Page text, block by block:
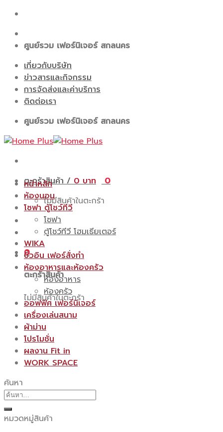
Skip
content
ศูนย์รวม เฟอร์นิเจอร์ สกลนคร
เกี่ยวกับบริษัท
ข่าวสารและกิจกรรม
การจัดส่งและค่าบริการ
ติดต่อเรา
ศูนย์รวม เฟอร์นิเจอร์ สกลนคร
ตะกร้าสินค้า /0
0
ไม่มีสินค้าในตะกร้า
0
ตะกร้าสินค้า
ไม่มีสินค้าในตะกร้า
หน้าหลัก
ห้องนอน
โซฟา ตู้โชว์ทีวี
โซฟา
ตู้โชว์ทีวี โฮมเธียเตอร์
WIKA
บิ้วอิน เฟอร์สั่งทำ
ห้องอาหารและห้องครัว
ห้องอาหาร
ห้องครัว
ออฟฟิศ เฟอร์นิเจอร์
เครื่องเล่นสนาม
ผ้าม่าน
โปรโมชั่น
ผลงาน Fit in
WORK SPACE
ค้นหา
ค้นหา:
หมวดหมู่สินค้า